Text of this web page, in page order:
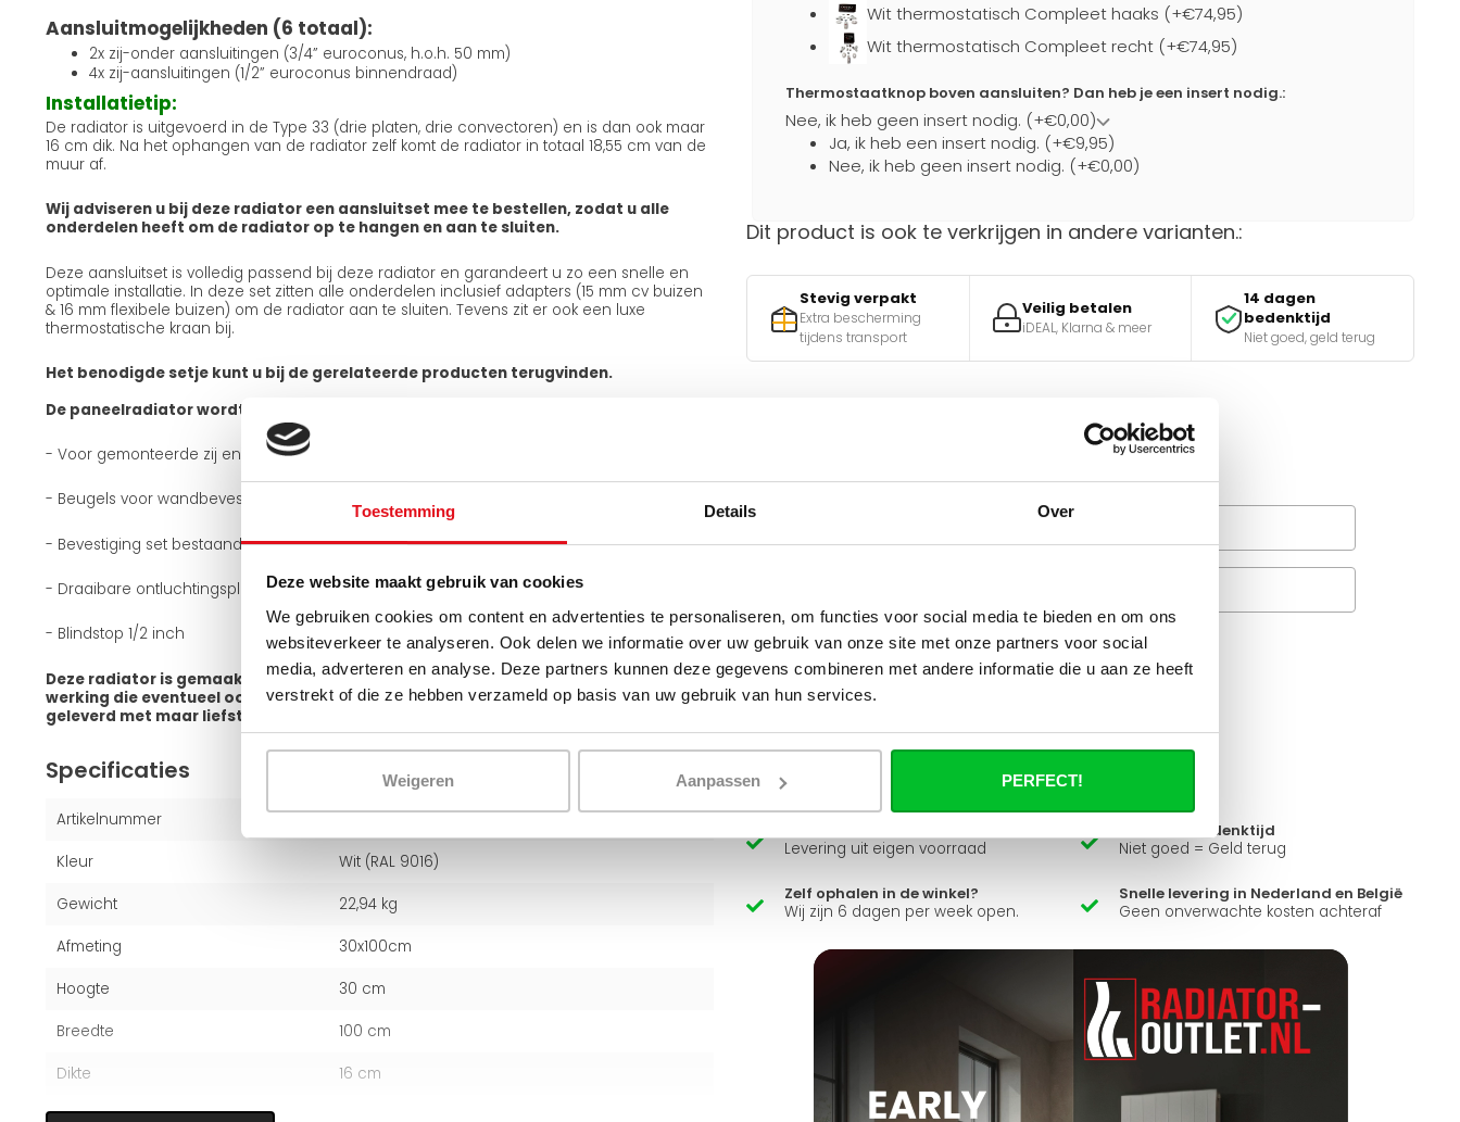
Toestemming Details Over
Deze website maakt gebruik van cookies
We gebruiken cookies om content en advertenties te personaliseren, om functies voor social media te bieden en om ons
websiteverkeer te analyseren. Ook delen we informatie over uw gebruik van onze site met onze partners voor social
media, adverteren en analyse. Deze partners kunnen deze gegevens combineren met andere informatie die u aan ze heeft
verstrekt of die ze hebben verzameld op basis van uw gebruik van hun services.
Weigeren Aanpassen PERFECT!
Aansluitmogelijkheden (6 totaal):
2x zij-onder aansluitingen (3/4” euroconus, h.o.h. 50 mm)
4x zij-aansluitingen (1/2” euroconus binnendraad)
Installatietip:
De radiator is uitgevoerd in de Type 33 (drie platen, drie convectoren) en is dan ook maar
16 cm dik. Na het ophangen van de radiator zelf komt de radiator in totaal 18,55 cm van de
muur af.
Wij adviseren u bij deze radiator een aansluitset mee te bestellen, zodat u alle
onderdelen heeft om de radiator op te hangen en aan te sluiten.
Deze aansluitset is volledig passend bij deze radiator en garandeert u zo een snelle en
optimale installatie. In deze set zitten alle onderdelen inclusief adapters (15 mm cv buizen
& 16 mm flexibele buizen) om de radiator aan te sluiten. Tevens zit er ook een luxe
thermostatische kraan bij.
Het benodigde setje kunt u bij de gerelateerde producten terugvinden.
De paneelradiator wordt geleverd met:
- Voor gemonteerde zij en boven roosters
- Beugels voor wandbevestiging
- Bevestiging set bestaande uit houtdraadbouten + pluggen
- Draaibare ontluchtingsplug 1/2 inch
- Blindstop 1/2 inch
Deze radiator is gemaakt van hoogwaardig staal, biedt een energiezuinige
werking die eventueel ook geschikt is voor lage temperatuursystemen, en wordt
geleverd met maar liefst 10 jaar fabrieksgarantie.
Specificaties
Artikelnummer 2453330100
Kleur Wit (RAL 9016)
Gewicht 22,94 kg
Afmeting 30x100cm
Hoogte 30 cm
Breedte 100 cm
Dikte 16 cm
Wit thermostatisch Compleet haaks (+€74,95)
Wit thermostatisch Compleet recht (+€74,95)
Thermostaatknop boven aansluiten? Dan heb je een insert nodig.:
Nee, ik heb geen insert nodig. (+€0,00)
Ja, ik heb een insert nodig. (+€9,95)
Nee, ik heb geen insert nodig. (+€0,00)
Dit product is ook te verkrijgen in andere varianten.:
Stevig verpakt
Extra bescherming
tijdens transport
Veilig betalen
iDEAL, Klarna & meer
14 dagen
bedenktijd
Niet goed, geld terug
Hulp nodig bij het maken van de juiste keuze?
Wanneer bezorgt de
Heb je een vraag over dit product ?
Simon helpt je graag en kan al je vragen beantwoorden.
Levering uit eigen voorraad
14 dagen bedenktijd
Niet goed = Geld terug
Zelf ophalen in de winkel?
Wij zijn 6 dagen per week open.
Snelle levering in Nederland en België
Geen onverwachte kosten achteraf